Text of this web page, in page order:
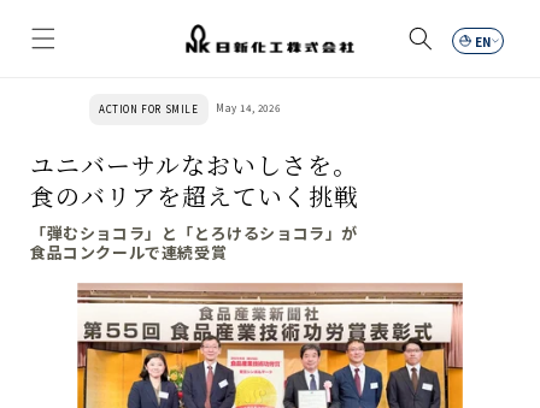
content
Cart
ACTION FOR SMILE May 14, 2026
ユニバーサルなおいしさを。
食のバリアを超えていく挑戦
「弾むショコラ」と「とろけるショコラ」が
食品コンクールで連続受賞